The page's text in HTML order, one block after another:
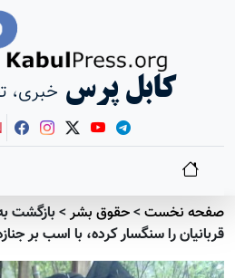
کابل پرس خبری،
صفحه نخست>حقوق بشر>بازگشت
قربانیان را سنگسار کرده، با اسب بر